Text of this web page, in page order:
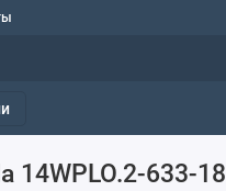
14WPLO.2-633-18